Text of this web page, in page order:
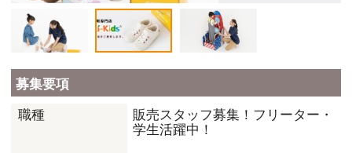
募集要項
職種
販売スタッフ募集！フリーター・
学生活躍中！